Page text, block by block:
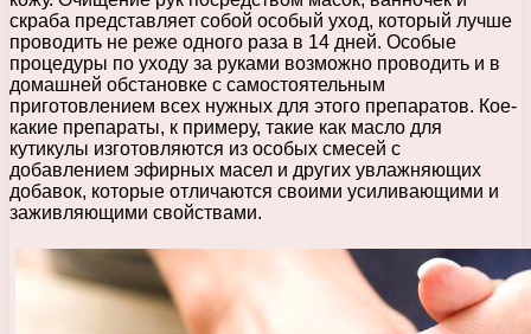
скраба представляет собой особый уход, который лучше
проводить не реже одного раза в 14 дней. Особые
процедуры по уходу за руками возможно проводить и в
домашней обстановке с самостоятельным
приготовлением всех нужных для этого препаратов. Кое-
какие препараты, к примеру, такие как масло для
кутикулы изготовляются из особых смесей с
добавлением эфирных масел и других увлажняющих
добавок, которые отличаются своими усиливающими и
заживляющими свойствами.